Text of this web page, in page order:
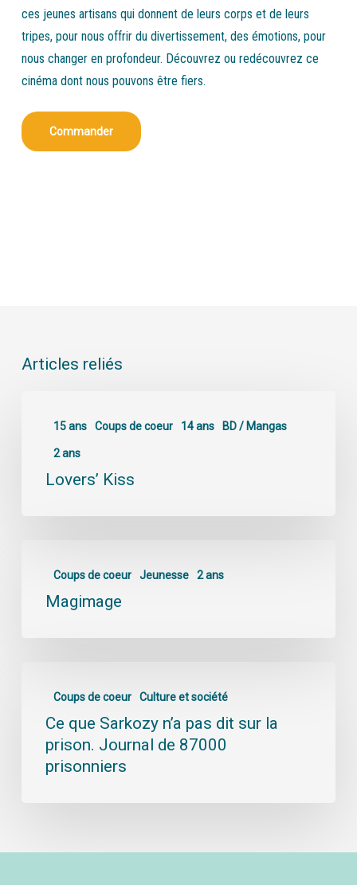
ces jeunes artisans qui donnent de leurs corps et de leurs
tripes, pour nous offrir du divertissement, des émotions, pour
nous changer en profondeur. Découvrez ou redécouvrez ce
cinéma dont nous pouvons être fiers.
Commander
Articles reliés
15 ans Coups de coeur 14 ans BD / Mangas
2 ans
Lovers’ Kiss
Coups de coeur Jeunesse 2 ans
Magimage
Coups de coeur Culture et société
Ce que Sarkozy n’a pas dit sur la
prison. Journal de 87000
prisonniers